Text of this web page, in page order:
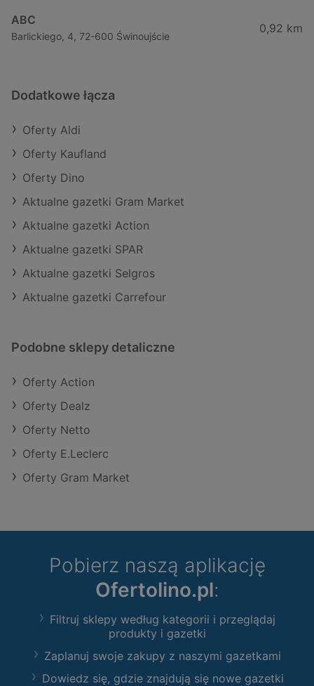
ABC
Barlickiego, 4, 72-600 Świnoujście
0,92 km
Dodatkowe łącza
Oferty Aldi
Oferty Kaufland
Oferty Dino
Aktualne gazetki Gram Market
Aktualne gazetki Action
Aktualne gazetki SPAR
Aktualne gazetki Selgros
Aktualne gazetki Carrefour
Podobne sklepy detaliczne
Oferty Action
Oferty Dealz
Oferty Netto
Oferty E.Leclerc
Oferty Gram Market
Pobierz naszą aplikację
Ofertolino.pl:
Filtruj sklepy według kategorii i przeglądaj
produkty i gazetki
Zaplanuj swoje zakupy z naszymi gazetkami
Dowiedz się, gdzie znajdują się nowe gazetki